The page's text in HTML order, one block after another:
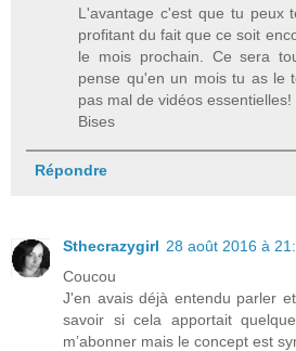
L'avantage c'est que tu peux
profitant du fait que ce soit
le mois prochain. Ce sera
pense qu'en un mois tu as le
pas mal de vidéos essentielles!
Bises
Répondre
Sthecrazygirl 28 août 2016 à
Coucou
J'en avais déjà entendu parler
savoir si cela apportait
m’abonner mais le concept est